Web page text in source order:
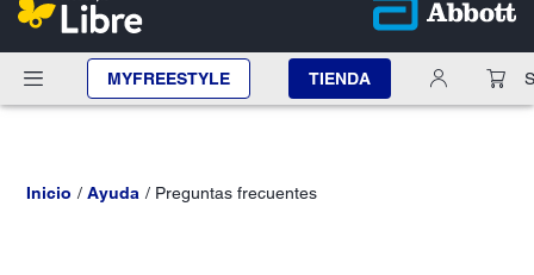
MYFREESTYLE TIENDA
Inicio Ayuda Preguntas frecuentes